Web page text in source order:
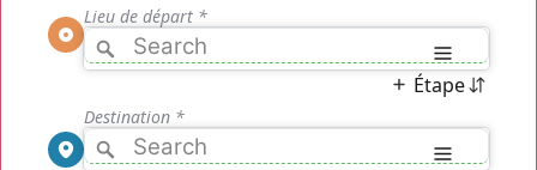
change plus par la suite, même en cas de retard ou de
circulation sur la route. Nous vous récupérons aux aéroports
et gares de votre choix toute l'année non stop, embarquez
dans un véhicule privatisé de très haute qualité conduit par
un chauffeur tout aussi haut de gamme avec en sa poche
une véritable formation de chauffeur privé pour vous
amener partout en tout confort et en toute sécurité.